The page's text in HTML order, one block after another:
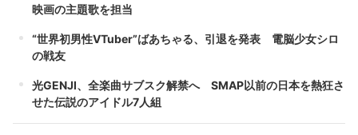
映画の主題歌を担当
“世界初男性VTuber”ばあちゃる、引退を発表 電脳少女シロ
の戦友
光GENJI、全楽曲サブスク解禁へ SMAP以前の日本を熱狂さ
せた伝説のアイドル7人組